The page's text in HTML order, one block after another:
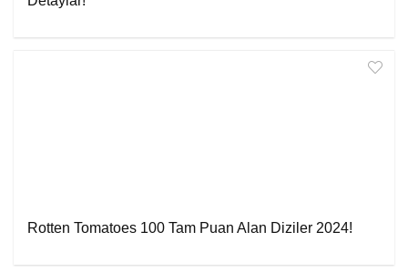
Rotten Tomatoes 100 Tam Puan Alan Diziler 2024!